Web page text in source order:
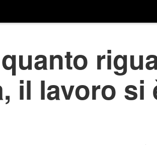
il lavoro si